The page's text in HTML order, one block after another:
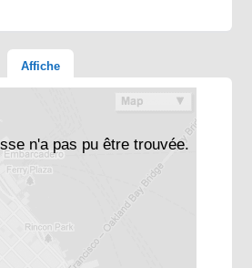
Affiche
n'a pas pu être trouvée.